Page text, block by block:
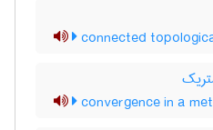
connected
convergence in a